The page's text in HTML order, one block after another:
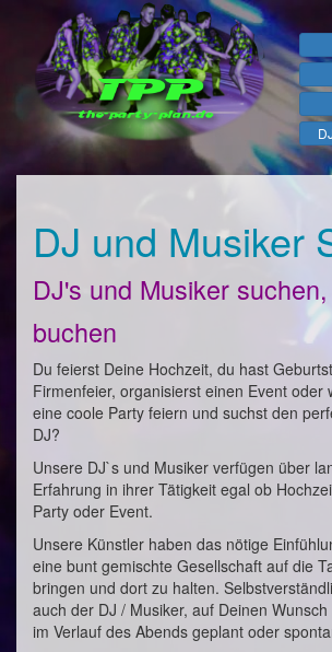
DJ und Musiker
DJ's und Musiker
buchen
Du feierst Deine Hochzeit, du hast
Firmenfeier, organisierst einen Event oder
eine coole Party feiern und suchst den
DJ?
Unsere DJ`s und Musiker verfügen über
Erfahrung in ihrer Tätigkeit egal ob
Party oder Event.
Unsere Künstler haben das nötige
eine bunt gemischte Gesellschaft auf die
bringen und dort zu halten.
auch der DJ / Musiker, auf Deinen
im Verlauf des Abends geplant oder